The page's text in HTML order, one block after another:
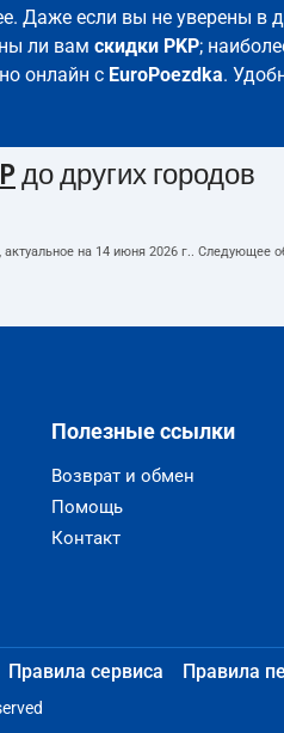
Даже если вы не уверены в
ли вам скидки PKP;
онлайн с EuroPoezdka.
до других городов
, актуальное на 14 июня 2026 г.. Следующее
Полезные ссылки
Возврат и обмен
Помощь
Контакт
Правила сервиса Правила